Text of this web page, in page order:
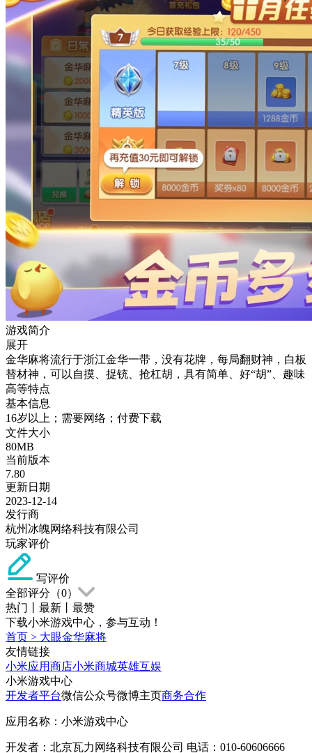
游戏简介
展开
金华麻将流行于浙江金华一带，没有花牌，每局翻财神，白板
替材神，可以自摸、捉铳、抢杠胡，具有简单、好“胡”、趣味
高等特点
基本信息
16岁以上；需要网络；付费下载
文件大小
80MB
当前版本
7.80
更新日期
2023-12-14
发行商
杭州冰魄网络科技有限公司
玩家评价
写评价
全部评分（0）
热门
最新
最赞
下载小米游戏中心，参与互动！
首页 > 大眼金华麻将
友情链接
小米应用商店小米商城英雄互娱
小米游戏中心
开发者平台微信公众号微博主页商务合作
应用名称：小米游戏中心
开发者：北京瓦力网络科技有限公司 电话：010-60606666